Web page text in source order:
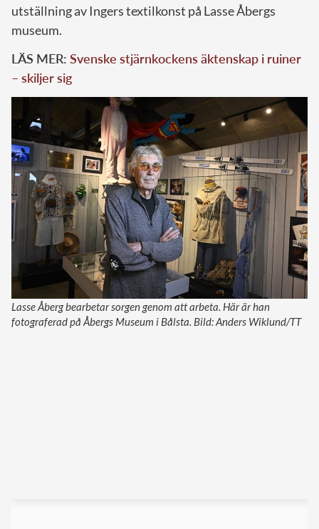
utställning av Ingers textilkonst på Lasse Åbergs
museum.
LÄS MER: Svenske stjärnkockens äktenskap i ruiner
– skiljer sig
Lasse Åberg bearbetar sorgen genom att arbeta. Här är han
fotograferad på Åbergs Museum i Bålsta. Bild: Anders Wiklund/TT